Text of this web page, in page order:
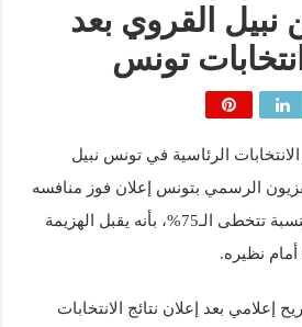
نبيل القروي بعد
تونس
الرئاسية في تونس نبيل
الرسمي بتونس إعلان فوز منافسه
قيس سعيد رئيسًا للبلاد بنسبة تتخطى الـ75%، بأنه يقبل الهزيمة
نظيره.
إعلامي بعد إعلان نتائج الانتخابات